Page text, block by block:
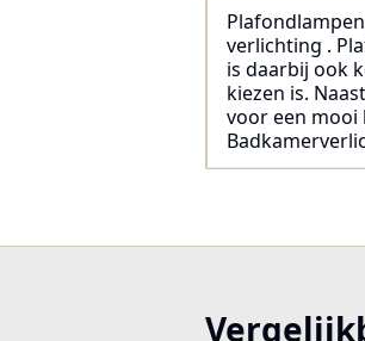
verlichting .
is daarbij ook
kiezen is.
voor een mooi